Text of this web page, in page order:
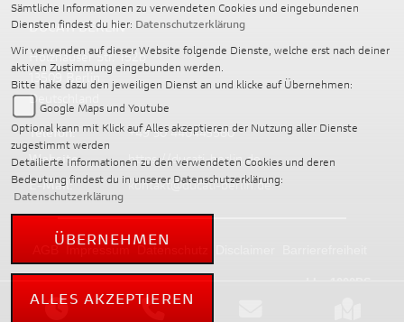
DUCATI BERLIN
Holzhauser Str. 152b
13509 Berlin
Deutschland
Telefon:
+49 30 440445560
Website:
https://ducati-berlin.de
E-Mail:
kontakt@ducati-berlin.de
Sämtliche Informationen zu verwendeten Cookies und eingebundenen
Diensten findest du hier: Datenschutzerklärung
Wir verwenden auf dieser Website folgende Dienste, welche erst nach deiner
aktiven Zustimmung eingebunden werden.
Bitte hake dazu den jeweiligen Dienst an und klicke auf Übernehmen:
Google Maps und Youtube
Optional kann mit Klick auf Alles akzeptieren der Nutzung aller Dienste
zugestimmt werden
Detailierte Informationen zu den verwendeten Cookies und deren
Bedeutung findest du in unserer Datenschutzerklärung:
Datenschutzerklärung
ÜBERNEHMEN
ALLES AKZEPTIEREN